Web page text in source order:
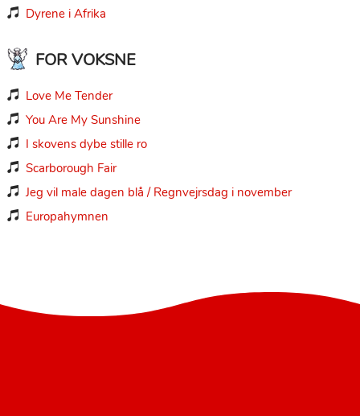
 Dyrene i Afrika
FOR VOKSNE
 Love Me Tender
 You Are My Sunshine
 I skovens dybe stille ro
 Scarborough Fair
 Jeg vil male dagen blå / Regnvejrsdag i november
 Europahymnen